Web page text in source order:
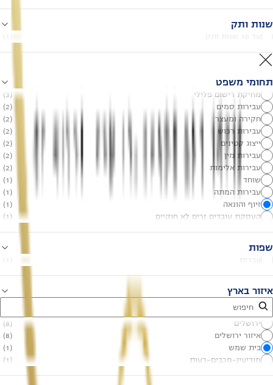
שנות ותק
תחומי משפט
מחיקת רישום פלילי (
3
)
עבירות סמים
(
2
)
חקירה ומעצר
(
2
)
עבירות רכוש
(
2
)
ייצוג קטינים
(
2
)
עבירות מין
(
2
)
עבירות אלימות
(
2
)
שוחד
(
1
)
עבירות המתה
(
1
)
זיוף והונאה
(
1
)
העסקת עובדים זרים לא חוקיים
(
1
)
שפות
איזור בארץ
ירושלים (
8
)
איזור ירושלים
(
8
)
בית שמש
(
1
)
מודיעין-מכבים-רעות
(
1
)